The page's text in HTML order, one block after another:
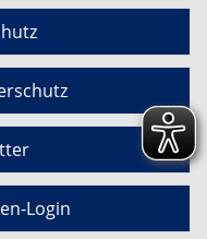
Login